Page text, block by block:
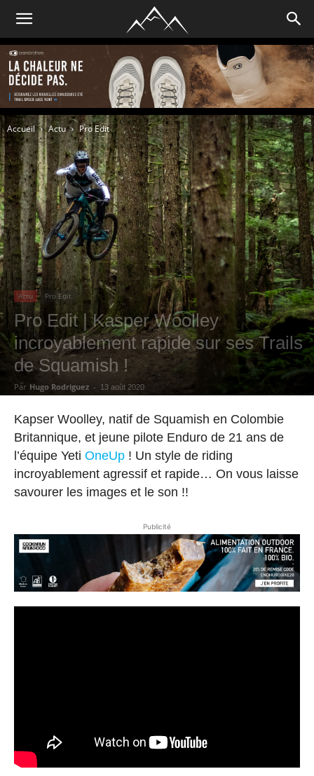
Accueil Actu Pro Edit
Actu Pro Edit
Pro Edit | Kasper Woolley
incroyablement rapide sur ses Trails
de Squamish !
Par Hugo Rodriguez - 13 août 2020
Kapser Woolley, natif de Squamish en Colombie
Britannique, et jeune pilote Enduro de 21 ans de
l’équipe Yeti OneUp ! Un style de riding
incroyablement agressif et rapide… On vous laisse
savourer les images et le son !!
Publicité